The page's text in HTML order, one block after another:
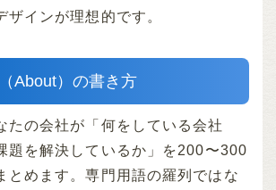
ザインが理想的です。
About）の書き方
たの会社が「何をしている会社
題を解決しているか」を200〜300
とめます。専門用語の羅列ではな